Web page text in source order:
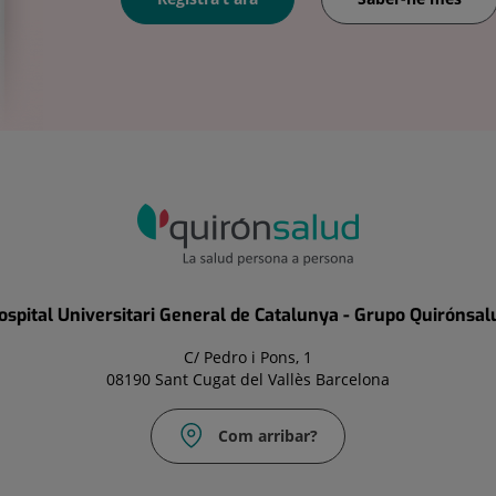
Universitari General de Catalunya - Grupo
C/ Pedro i Pons, 1
08190 Sant Cugat del Vallès Barcelona
Com arribar?